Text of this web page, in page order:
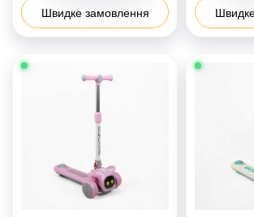
Швидке замовлення